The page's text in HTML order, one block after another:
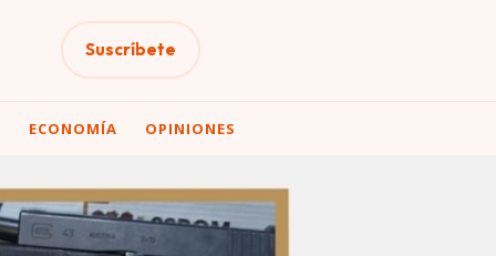
Suscríbete
ECONOMÍA OPINIONES